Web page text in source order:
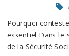
Pourquoi
essentiel Dans le
de la Sécurité